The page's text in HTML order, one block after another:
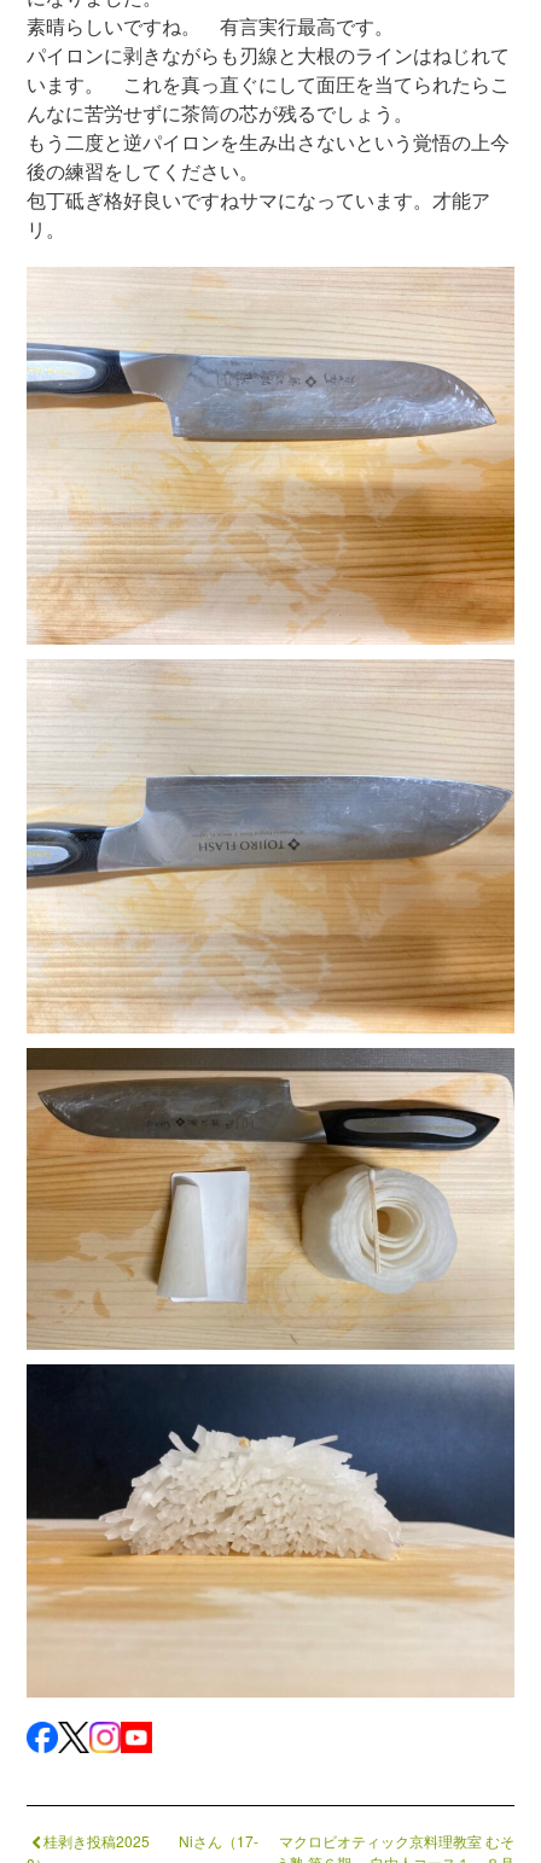
素晴らしいですね。 有言実行最高です。
パイロンに剥きながらも刃線と大根のラインはねじれて
います。 これを真っ直ぐにして面圧を当てられたらこ
んなに苦労せずに茶筒の芯が残るでしょう。
もう二度と逆パイロンを生み出さないという覚悟の上今
後の練習をしてください。
包丁砥ぎ格好良いですねサマになっています。才能ア
リ。
桂剥き投稿2025 Niさん（17-
マクロビオティック京料理教室 むそ